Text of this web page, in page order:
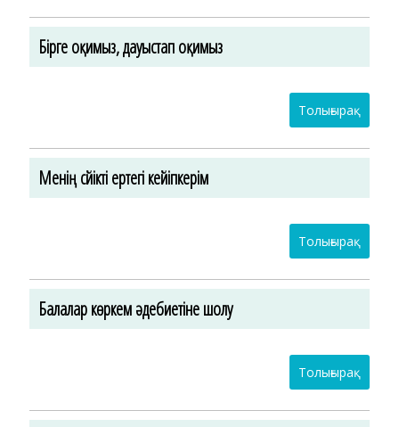
Бірге оқимыз, дауыстап оқимыз
Толығырақ
Менің сүйікті ертегі кейіпкерім
Толығырақ
Балалар көркем әдебиетіне шолу
Толығырақ